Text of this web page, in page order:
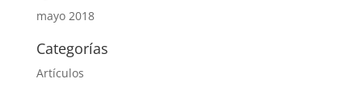
mayo 2018
Categorías
Artículos